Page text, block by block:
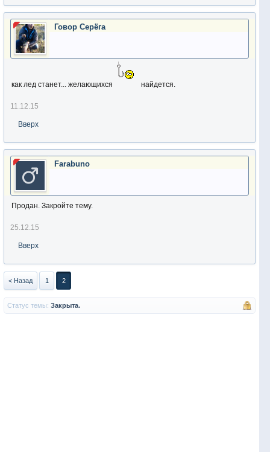
Говор Серёга
как лед станет... желающихся найдется.
11.12.15
Вверх
Farabuno
Продан. Закройте тему.
25.12.15
Вверх
< Назад 1 2
Статус темы: Закрыта.